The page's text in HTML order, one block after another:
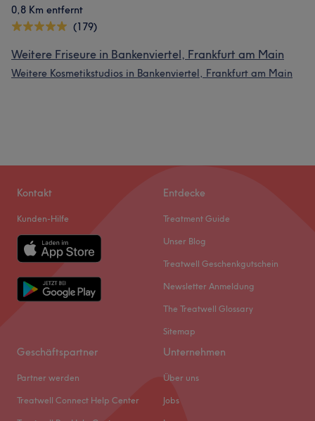
0,8 Km entfernt
(179)
Weitere Friseure in Bankenviertel, Frankfurt am Main
Weitere Kosmetikstudios in Bankenviertel, Frankfurt am Main
Kontakt
Kunden-Hilfe
Entdecke
Treatment Guide
Unser Blog
Treatwell Geschenkgutschein
Newsletter Anmeldung
The Treatwell Glossary
Sitemap
Geschäftspartner
Partner werden
Treatwell Connect Help Center
Unternehmen
Über uns
Jobs